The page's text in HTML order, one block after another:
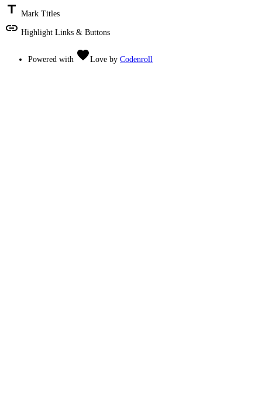
title Mark Titles
link Highlight Links & Buttons
Powered with favoriteLove by Codenroll